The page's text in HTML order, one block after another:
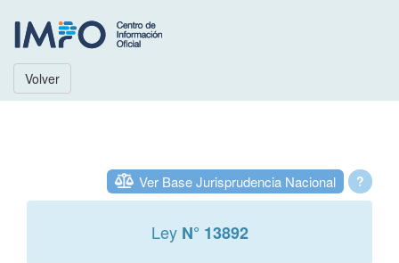
Volver
?
Ver Base Jurisprudencia Nacional
Ley N° 13892